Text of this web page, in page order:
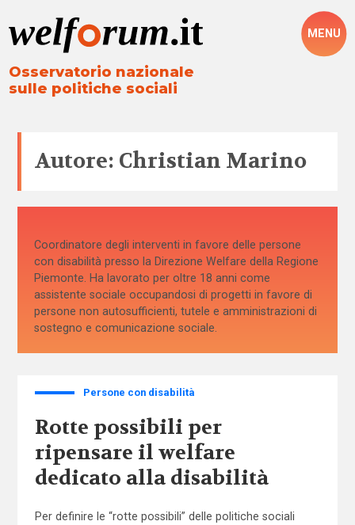
Osservatorio nazionale
sulle politiche sociali
MENU
Autore: Christian Marino
Coordinatore degli interventi in favore delle persone
con disabilità presso la Direzione Welfare della Regione
Piemonte. Ha lavorato per oltre 18 anni come
assistente sociale occupandosi di progetti in favore di
persone non autosufficienti, tutele e amministrazioni di
sostegno e comunicazione sociale.
Persone con disabilità
Rotte possibili per
ripensare il welfare
dedicato alla disabilità
Per definire le “rotte possibili” delle politiche sociali